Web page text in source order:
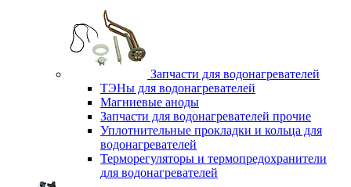
Запчасти для водонагревателей
ТЭНы для водонагревателей
Магниевые аноды
Запчасти для водонагревателей прочие
Уплотнительные прокладки и кольца для
водонагревателей
Терморегуляторы и термопредохранители
для водонагревателей